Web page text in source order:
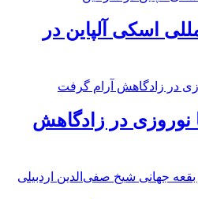
اسکی آلپاین در
در زادگاهش